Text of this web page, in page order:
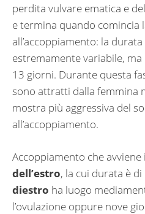
perdita vulvare ematica e
e termina quando comincia
all’accoppiamento: la
estremamente variabile,
13 giorni. Durante questa
sono attratti dalla femmina
mostra più aggressiva del
all’accoppiamento.
Accoppiamento che
dell’estro, la cui durata è
diestro ha luogo
l’ovulazione oppure nove